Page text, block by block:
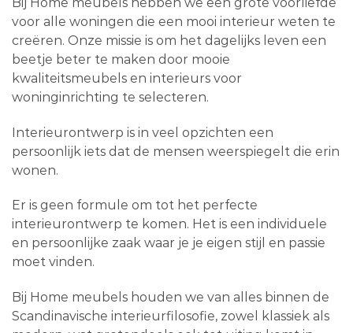
voor alle woningen die een mooi interieur weten te
creëren. Onze missie is om het dagelijks leven een
beetje beter te maken door mooie
kwaliteitsmeubels en interieurs voor
woninginrichting te selecteren.
Interieurontwerp is in veel opzichten een
persoonlijk iets dat de mensen weerspiegelt die erin
wonen.
Er is geen formule om tot het perfecte
interieurontwerp te komen. Het is een individuele
en persoonlijke zaak waar je je eigen stijl en passie
moet vinden.
Bij Home meubels houden we van alles binnen de
Scandinavische interieurfilosofie, zowel klassiek als